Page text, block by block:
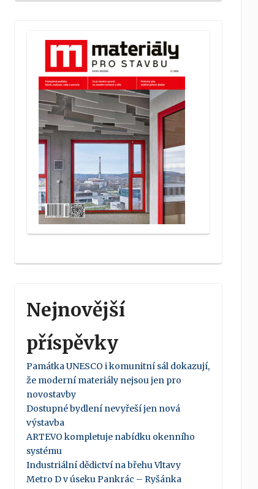
Nejnovější
příspěvky
Památka UNESCO i komunitní sál dokazují,
že moderní materiály nejsou jen pro
novostavby
Dostupné bydlení nevyřeší jen nová
výstavba
ARTEVO kompletuje nabídku okenního
systému
Industriální dědictví na břehu Vltavy
Metro D v úseku Pankrác – Ryšánka